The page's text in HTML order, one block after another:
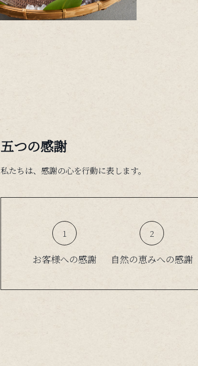
五つの感謝
私たちは、感謝の心を行動に表します。
１
お客様への感謝
２
自然の恵みへの感謝